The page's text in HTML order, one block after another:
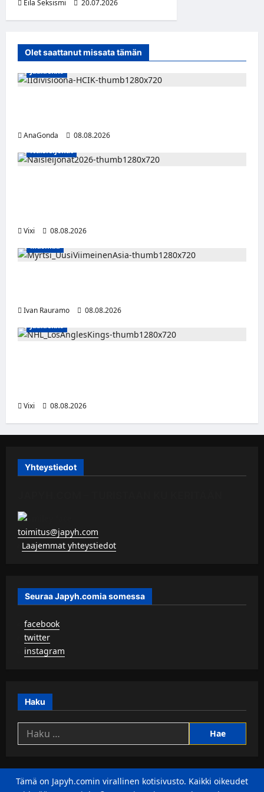
Eila Seksismi 20.07.2026
Olet saattanut missata tämän
Jääkiekko
AnaGonda
08.08.2026
Naisleijonat
Vixi
08.08.2026
Musiikki
Ivan Rauramo
08.08.2026
Jääkiekko
Vixi 08.08.2026
Yhteystiedot
toimitus@japyh.com
Laajemmat yhteystiedot
Seuraa Japyh.comia somessa
facebook
twitter
instagram
Haku
Haku:
Tämä on Japyh.comin virallinen kotisivusto. Kaikki oikeudet